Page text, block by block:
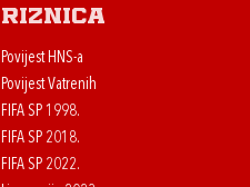
Riznica
Povijest HNS-a
Povijest Vatrenih
FIFA SP 1998.
FIFA SP 2018.
FIFA SP 2022.